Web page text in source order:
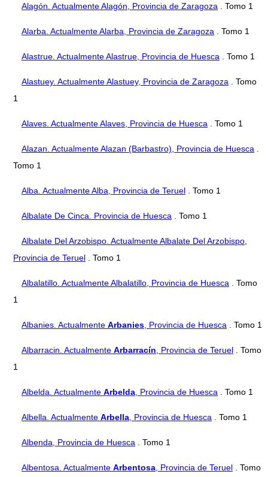
Alagón. Actualmente Alagón, Provincia de Zaragoza . Tomo 1
Alarba. Actualmente Alarba, Provincia de Zaragoza . Tomo 1
Alastrue. Actualmente Alastrue, Provincia de Huesca . Tomo 1
Alastuey. Actualmente Alastuey, Provincia de Zaragoza . Tomo
1
Alaves. Actualmente Alaves, Provincia de Huesca . Tomo 1
Alazan. Actualmente Alazan (Barbastro), Provincia de Huesca
Tomo 1
Alba. Actualmente Alba, Provincia de Teruel . Tomo 1
Albalate De Cinca. Provincia de Huesca . Tomo 1
Albalate Del Arzobispo. Actualmente Albalate Del Arzobispo,
Provincia de Teruel . Tomo 1
Albalatillo. Actualmente Albalatillo, Provincia de Huesca . Tomo
1
Albanies. Actualmente Arbanies , Provincia de Huesca . Tomo 1
Albarracin. Actualmente Arbarracín , Provincia de Teruel . Tomo
1
Albelda. Actualmente Arbelda , Provincia de Huesca . Tomo 1
Albella. Actualmente Arbella , Provincia de Huesca . Tomo 1
Albenda, Provincia de Huesca . Tomo 1
Albentosa. Actualmente Arbentosa , Provincia de Teruel . Tomo